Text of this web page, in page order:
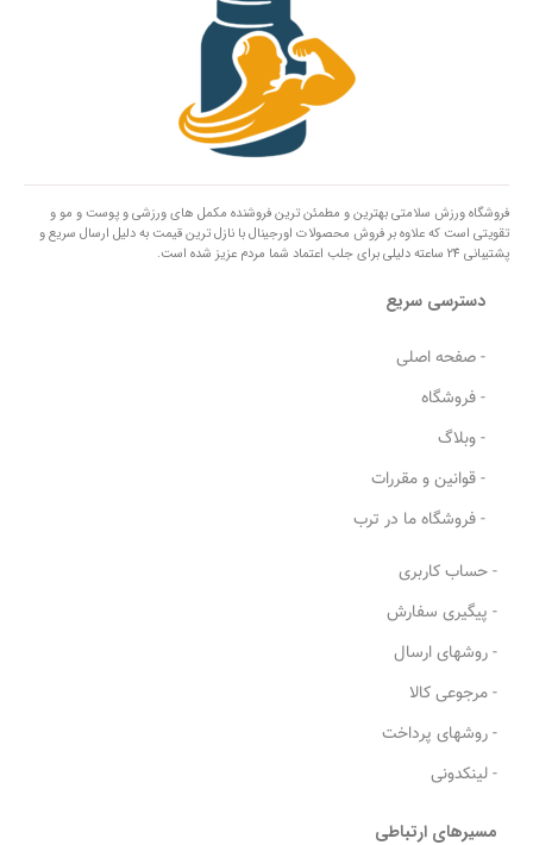
فروشگاه ورزش سلامتی بهترین و مطمئن ترین فروشنده مکمل های ورزشی و پوست و مو و
تقویتی است که علاوه بر فروش محصولات اورجینال با نازل ترین قیمت به دلیل ارسال سریع و
پشتیبانی 24 ساعته دلیلی برای جلب اعتماد شما مردم عزیز شده است.
دسترسی سریع
- صفحه اصلی
- فروشگاه
- وبلاگ
- قوانین و مقررات
- فروشگاه ما در ترب
- حساب کاربری
- پیگیری سفارش
- روشهای ارسال
- مرجوعی کالا
- روشهای پرداخت
- لینکدونی
مسیرهای ارتباطی